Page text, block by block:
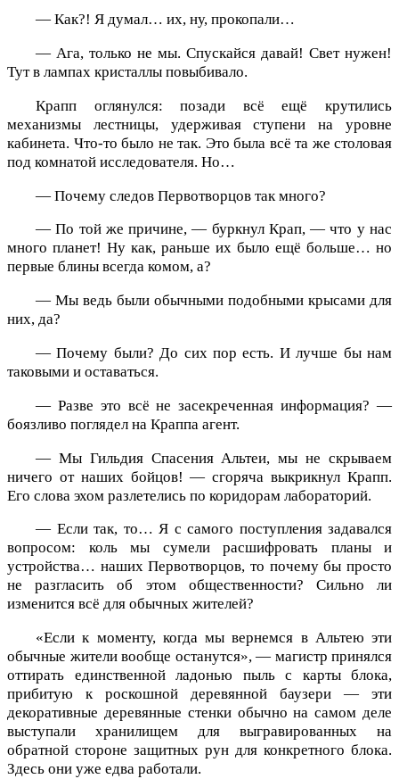
— Как?! Я думал… их, ну, прокопали…
— Ага, только не мы. Спускайся давай! Свет нужен!
Тут в лампах кристаллы повыбивало.
Крапп оглянулся: позади всё ещё крутились
механизмы лестницы, удерживая ступени на уровне
кабинета. Что-то было не так. Это была всё та же столовая
под комнатой исследователя. Но…
— Почему следов Первотворцов так много?
— По той же причине, — буркнул Крап, — что у нас
много планет! Ну как, раньше их было ещё больше… но
первые блины всегда комом, а?
— Мы ведь были обычными подобными крысами для
них, да?
— Почему были? До сих пор есть. И лучше бы нам
таковыми и оставаться.
— Разве это всё не засекреченная информация? —
боязливо поглядел на Краппа агент.
— Мы Гильдия Спасения Альтеи, мы не скрываем
ничего от наших бойцов! — сгоряча выкрикнул Крапп.
Его слова эхом разлетелись по коридорам лабораторий.
— Если так, то… Я с самого поступления задавался
вопросом: коль мы сумели расшифровать планы и
устройства… наших Первотворцов, то почему бы просто
не разгласить об этом общественности? Сильно ли
изменится всё для обычных жителей?
«Если к моменту, когда мы вернемся в Альтею эти
обычные жители вообще останутся», — магистр принялся
оттирать единственной ладонью пыль с карты блока,
прибитую к роскошной деревянной баузери — эти
декоративные деревянные стенки обычно на самом деле
выступали хранилищем для выгравированных на
обратной стороне защитных рун для конкретного блока.
Здесь они уже едва работали.